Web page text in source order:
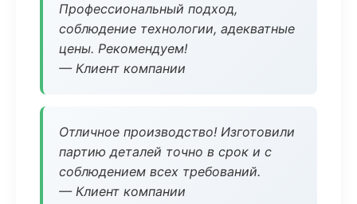
Профессиональный подход,
соблюдение технологии, адекватные
цены. Рекомендуем!
— Клиент компании
Отличное производство! Изготовили
партию деталей точно в срок и с
соблюдением всех требований.
— Клиент компании